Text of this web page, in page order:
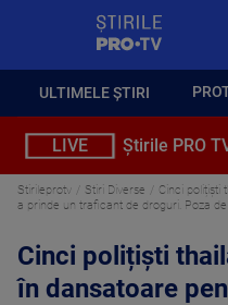
ULTIMELE ȘTIRI
LIVE Știrile PRO
Stirileprotv Stiri Diverse
Cinci polițiști
a prinde un traficant de droguri. Poza de
Cinci polițiști
în dansatoare